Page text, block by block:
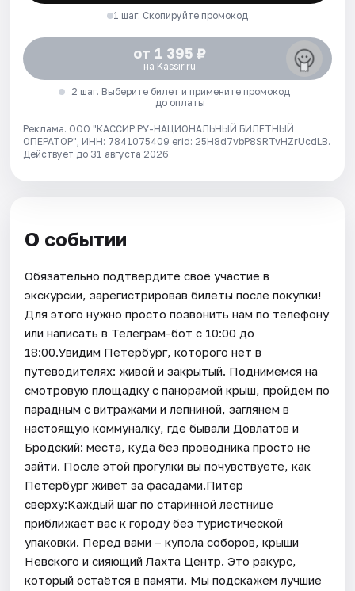
1 шаг. Скопируйте промокод
от 1 395 ₽
на Kassir.ru
2 шаг. Выберите билет и примените промокод
до оплаты
Реклама. ООО "КАССИР.РУ-НАЦИОНАЛЬНЫЙ БИЛЕТНЫЙ
ОПЕРАТОР", ИНН: 7841075409 erid: 25H8d7vbP8SRTvHZrUcdLB.
Действует до 31 августа 2026
О событии
Обязательно подтвердите своё участие в
экскурсии, зарегистрировав билеты после покупки!
Для этого нужно просто позвонить нам по телефону
или написать в Телеграм-бот с 10:00 до
18:00.Увидим Петербург, которого нет в
путеводителях: живой и закрытый. Поднимемся на
смотровую площадку с панорамой крыш, пройдем по
парадным с витражами и лепниной, заглянем в
настоящую коммуналку, где бывали Довлатов и
Бродский: места, куда без проводника просто не
зайти. После этой прогулки вы почувствуете, как
Петербург живёт за фасадами.Питер
сверху:Каждый шаг по старинной лестнице
приближает вас к городу без туристической
упаковки. Перед вами – купола соборов, крыши
Невского и сияющий Лахта Центр. Это ракурс,
который остаётся в памяти. Мы подскажем лучшие